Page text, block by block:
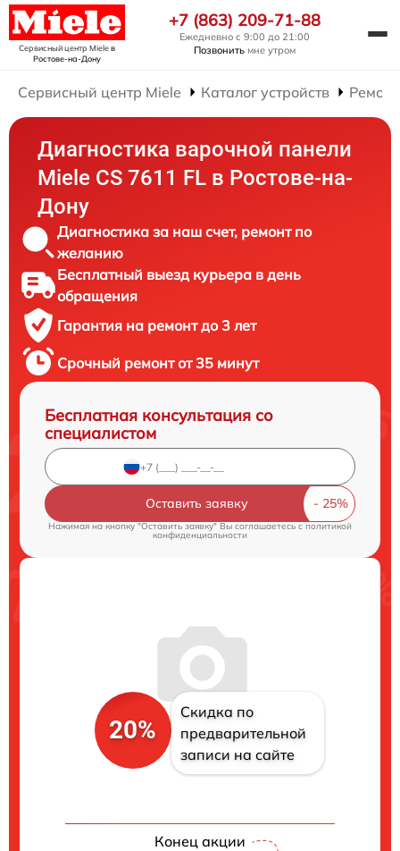
Сервисный центр Mieleв
Ростове-на-Дону
+7 (863) 209-71-88
Ежедневно с 9:00 до 21:00
Позвонить мне утром
Сервисный центр Miele Каталог устройств
Диагностика варочной панели
Miele CS 7611 FL в Ростове-на-
Дону
Диагностика за наш счет, ремонт по
желанию
Бесплатный выезд курьера в день
обращения
Гарантия на ремонт до 3 лет
Срочный ремонт от 35 минут
Бесплатная консультация со
специалистом
Оставить заявку
Нажимая на кнопку "Оставить заявку" Вы соглашаетесь cполитикой
конфиденциальности
20%
Скидка по
предварительной
записи на сайте
Конец акции